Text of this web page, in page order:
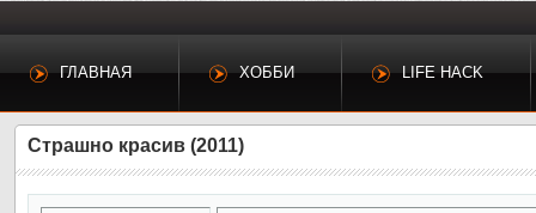
ГЛАВНАЯ ХОББИ LIFE HACK
Страшно красив (2011)